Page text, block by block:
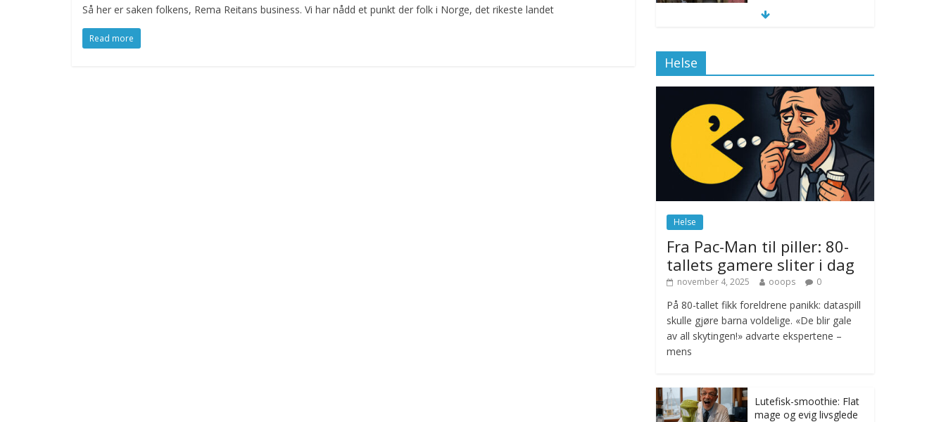
Så her er saken folkens, Rema Reitans business. Vi har nådd et punkt der folk i Norge, det rikeste landet
Read more
No Comments
klimakrisen i Norge
november 12, 2025
No Comments
Drone stopper
flytrafikken i Stockholm,
ekspert mistenker MDG
november 6, 2025
No Comments
nullvisjon for nedbør
juni 23, 2026
No
Comments
Helse
Helse
Fra Pac-Man til piller: 80-
tallets gamere sliter i dag
november 4, 2025 ooops 0
På 80-tallet fikk foreldrene panikk: dataspill
skulle gjøre barna voldelige. «De blir gale
av all skytingen!» advarte ekspertene –
mens
Lutefisk-smoothie: Flat
mage og evig livsglede